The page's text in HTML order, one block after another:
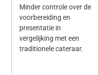
Minder controle over de
voorbereiding en
presentatie in
vergelijking met een
traditionele cateraar.